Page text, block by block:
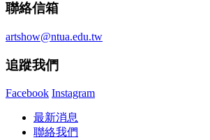
聯絡信箱
artshow@ntua.edu.tw
追蹤我們
Facebook Instagram
最新消息
聯絡我們